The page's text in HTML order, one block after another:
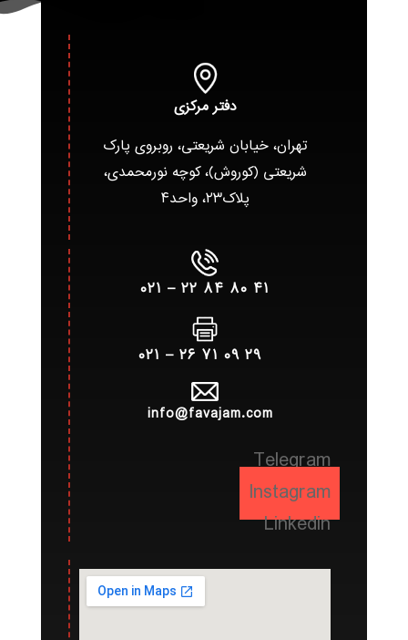
دفتر مرکزی
تهران، خیابان شریعتی، روبروی پارک
شریعتی (کوروش)، کوچه نورمحمدی،
پلاک۲۳، واحد۴
۴۱ ۸۰ ۸۴ ۲۲ – ۰۲۱
۲۹ ۰۹ ۷۱ ۲۶ – ۰۲۱
info@favajam.com
Telegram
Instagram
Linkedin